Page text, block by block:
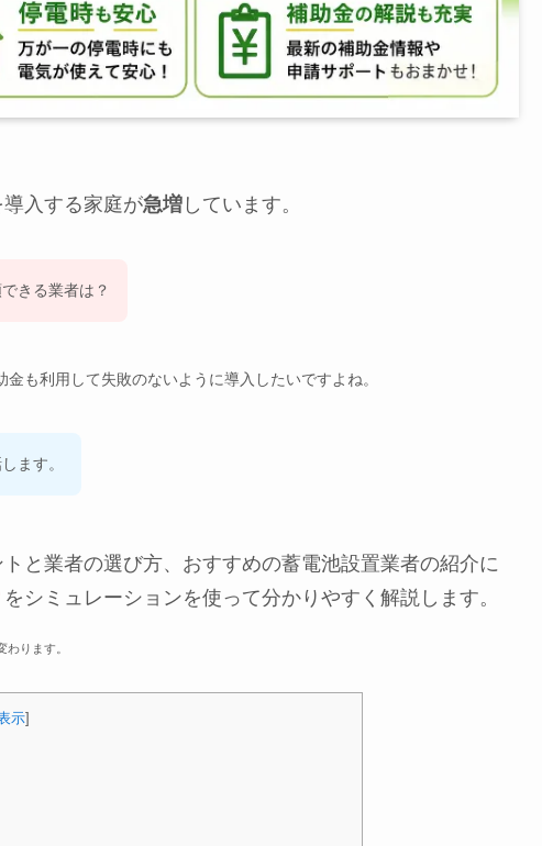
入する家庭が急増 しています。
きる業者は？
も利用して失敗のないように導入したいですよね。
ます。
と業者の選び方、おすすめの蓄電池設置業者の紹介に
をシミュレーションを使って分かりやすく解説します。
ります。
示]